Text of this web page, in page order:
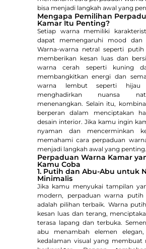
bisa menjadi langkah awal yang
Mengapa Pemilihan
Kamar Itu Penting?
Setiap warna memiliki
dapat memengaruhi mood dan
Warna-warna netral seperti
memberikan kesan luas dan
warna cerah seperti kuning
membangkitkan energi dan
warna lembut seperti hijau
menghadirkan nuansa
menenangkan. Selain itu,
berperan dalam menciptakan
desain interior. Jika kamu ingin
nyaman dan mencerminkan
memahami cara perpaduan
menjadi langkah awal yang penting.
Perpaduan Warna Kamar
Kamu Coba
1. Putih dan Abu-Abu untuk
Minimalis
Jika kamu menyukai tampilan
modern, perpaduan warna putih
adalah pilihan terbaik. Warna
kesan luas dan terang,
terasa lapang dan terbuka.
abu menambah elemen
kedalaman visual yang membuat